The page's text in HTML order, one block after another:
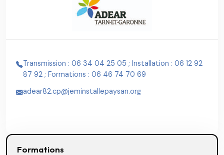
Transmission : 06 34 04 25 05 ; Installation : 06 12 92
87 92 ; Formations : 06 46 74 70 69
adear82.cp@jeminstallepaysan.org
Formations